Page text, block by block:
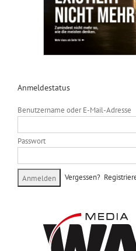
Anmeldestatus
Benutzername oder E-Mail-Adresse
Passwort
Vergessen?